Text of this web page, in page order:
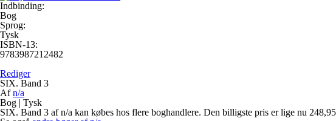
Indbinding:
Bog
Sprog:
Tysk
ISBN-13:
9783987212482
Rediger
SIX. Band 3
Afn/a
Bog | Tysk
SIX. Band 3 af n/a kan købes hos flere boghandlere. Den billigste pris er lige nu